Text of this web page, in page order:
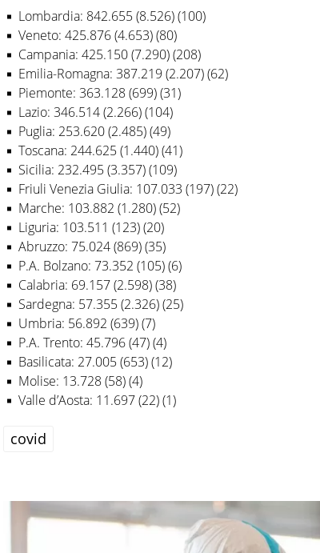
Lombardia: 842.655 (8.526) (100)
Veneto: 425.876 (4.653) (80)
Campania: 425.150 (7.290) (208)
Emilia-Romagna: 387.219 (2.207) (62)
Piemonte: 363.128 (699) (31)
Lazio: 346.514 (2.266) (104)
Puglia: 253.620 (2.485) (49)
Toscana: 244.625 (1.440) (41)
Sicilia: 232.495 (3.357) (109)
Friuli Venezia Giulia: 107.033 (197) (22)
Marche: 103.882 (1.280) (52)
Liguria: 103.511 (123) (20)
Abruzzo: 75.024 (869) (35)
P.A. Bolzano: 73.352 (105) (6)
Calabria: 69.157 (2.598) (38)
Sardegna: 57.355 (2.326) (25)
Umbria: 56.892 (639) (7)
P.A. Trento: 45.796 (47) (4)
Basilicata: 27.005 (653) (12)
Molise: 13.728 (58) (4)
Valle d’Aosta: 11.697 (22) (1)
covid